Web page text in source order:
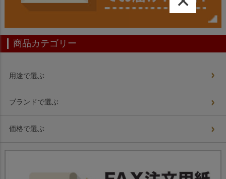
商品カテゴリー
用途で選ぶ
ブランドで選ぶ
価格で選ぶ